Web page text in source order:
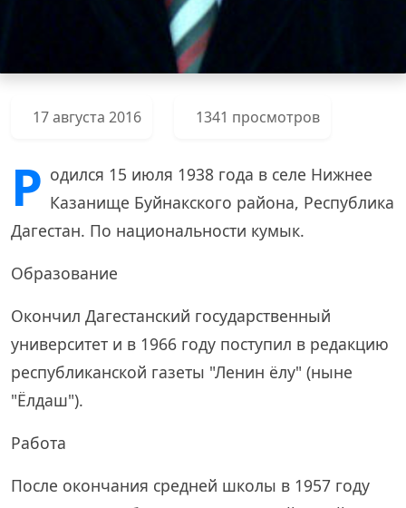
17 августа 2016 1341 просмотров
Р одился 15 июля 1938 года в селе Нижнее
Казанище Буйнакского района, Республика
Дагестан. По национальности кумык.
Образование
Окончил Дагестанский государственный
университет и в 1966 году поступил в редакцию
республиканской газеты "Ленин ёлу" (ныне
"Ёлдаш").
Работа
После окончания средней школы в 1957 году